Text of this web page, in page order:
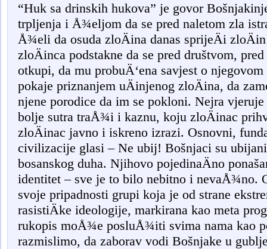
“Huk sa drinskih hukova” je govor
trpljenja i Å¾eljom da se pred naletom zla
Å¾eli da osuda zloÄina danas sprijeÄi
zloÄinca podstakne da se pred društvom,
otkupi, da mu probuÄ‘ena savjest o
pokaje priznanjem uÄinjenog zloÄina, da
njene porodice da im se pokloni. Nejra
bolje sutra traÅ¾i i kaznu, koju zloÄinac
zloÄinac javno i iskreno izrazi. Osnovni,
civilizacije glasi – Ne ubij! Bošnjaci su
bosanskog duha. Njihovo pojedinaÄno
identitet – sve je to bilo nebitno i nevaÅ¾no.
svoje pripadnosti grupi koja je od strane
rasistiÄke ideologije, markirana kao meta
rukopis moÅ¾e posluÅ¾iti svima nama kao
razmislimo, da zaborav vodi Bošnjake u